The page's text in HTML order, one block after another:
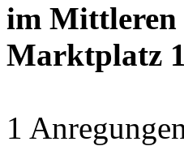
im Mittleren
Marktplatz
1